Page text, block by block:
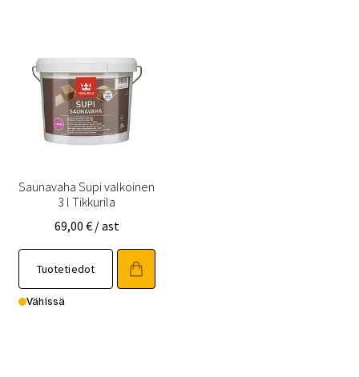
Saunavaha Supi valkoinen
3 l Tikkurila
69,00 € / ast
Tuotetiedot
Vähissä